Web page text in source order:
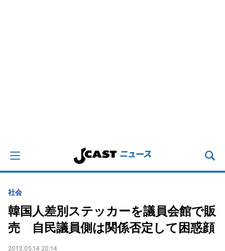
社会
韓国人差別ステッカーを議員会館で販
売 自民議員側は関係否定して困惑顔
2013.05.14 20:14